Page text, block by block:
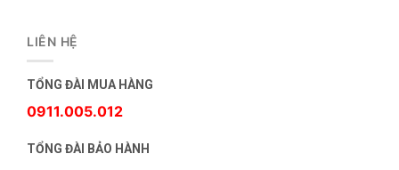
LIÊN HỆ
TỔNG ĐÀI MUA HÀNG
0911.005.012
TỔNG ĐÀI BẢO HÀNH